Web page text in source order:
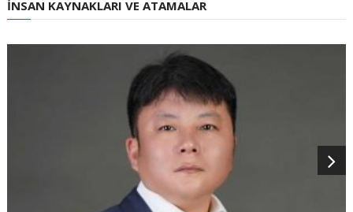
İNSAN KAYNAKLARI VE ATAMALAR